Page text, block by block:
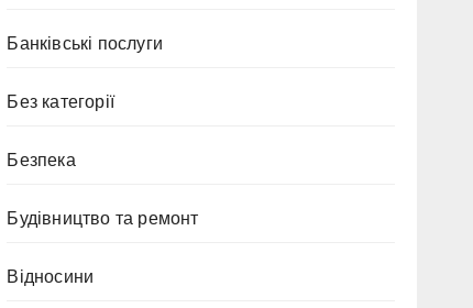
Банківські послуги
Без категорії
Безпека
Будівництво та ремонт
Відносини